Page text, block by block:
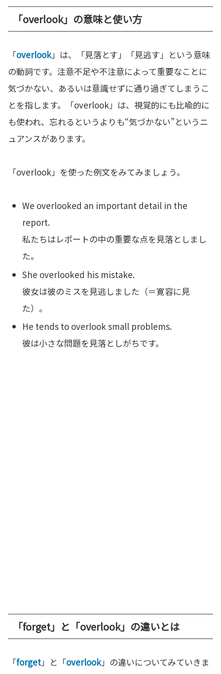
「overlook」の意味と使い方
「overlook」は、「見落とす」「見逃す」という意味
の動詞です。注意不足や不注意によって重要なことに
気づかない、あるいは意識せずに通り過ぎてしまうこ
とを指します。「overlook」は、視覚的にも比喩的に
も使われ、忘れるというよりも“気づかない”というニ
ュアンスがあります。
「overlook」を使った例文をみてみましょう。
We overlooked an important detail in the
report.
私たちはレポートの中の重要な点を見落としまし
た。
She overlooked his mistake.
彼女は彼のミスを見逃しました（＝寛容に見
た）。
He tends to overlook small problems.
彼は小さな問題を見落としがちです。
「forget」と「overlook」の違いとは
「forget」と「overlook」の違いについてみていきま